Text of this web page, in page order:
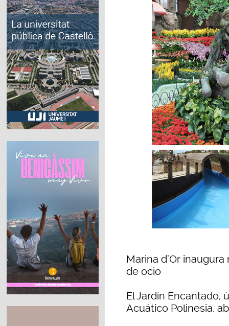
Marina d’Or
de ocio
El Jardín Encantado,
Acuático Polinesia,